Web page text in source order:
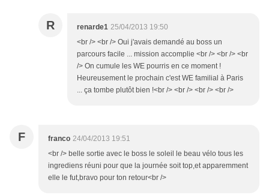
R renarde1 25/04/2013 19:50
<br /> <br /> Oui j'avais demandé au boss un
parcours facile ... mission accomplie <br /> <br /> <br
/> On cumule les WE pourris en ce moment !
Heureusement le prochain c'est WE familial à Paris
... ça tombe plutôt bien !<br /> <br /> <br /> <br />
F franco 24/04/2013 19:51
<br /> belle sortie avec le boss le soleil le beau vélo tous les
ingrediens réuni pour que la journée soit top,et apparemment
elle le fut,bravo pour ton retour<br />